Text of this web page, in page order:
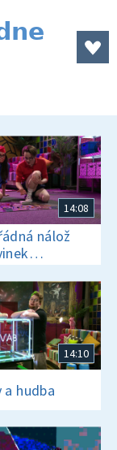
14:08
nálož
14:10
a hudba